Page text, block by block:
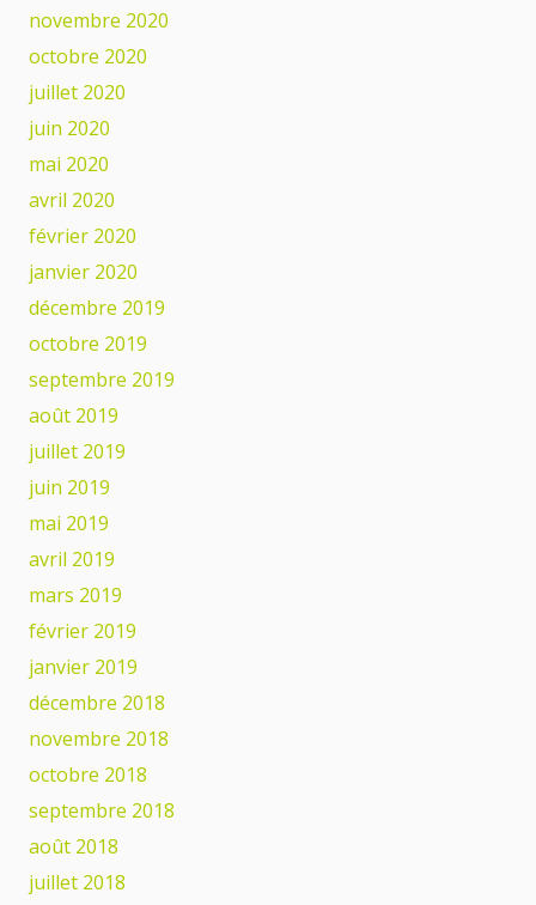
novembre 2020
octobre 2020
juillet 2020
juin 2020
mai 2020
avril 2020
février 2020
janvier 2020
décembre 2019
octobre 2019
septembre 2019
août 2019
juillet 2019
juin 2019
mai 2019
avril 2019
mars 2019
février 2019
janvier 2019
décembre 2018
novembre 2018
octobre 2018
septembre 2018
août 2018
juillet 2018